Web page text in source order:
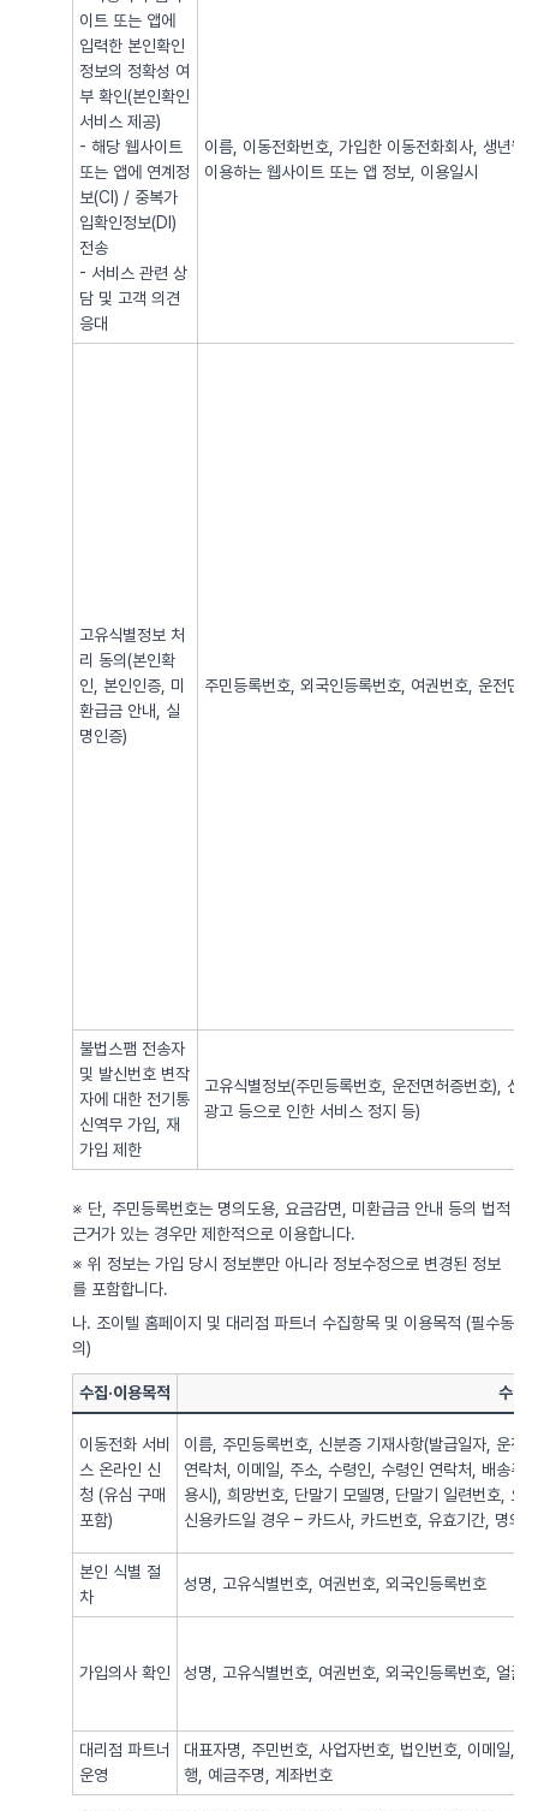
이트 또는 앱에
입력한 본인확인
정보의 정확성 여
부 확인(본인확인
서비스 제공)
- 해당 웹사이트
또는 앱에 연계정
보(CI) / 중복가
입확인정보(DI)
전송
- 서비스 관련 상
담 및 고객 의견
응대
이름, 이동전화번호, 가입한 이동전화회사, 생년
이용하는 웹사이트 또는 앱 정보, 이용일시
고유식별정보 처
리 동의(본인확
인, 본인인증, 미
환급금 안내, 실
명인증)
주민등록번호, 외국인등록번호, 여권번호, 운전면
불법스팸 전송자
및 발신번호 변작
자에 대한 전기통
신역무 가입, 재
가입 제한
고유식별정보(주민등록번호, 운전면허증번호), 신
광고 등으로 인한 서비스 정지 등)
※ 단, 주민등록번호는 명의도용, 요금감면, 미환급금 안내 등의 법적
근거가 있는 경우만 제한적으로 이용합니다.
※ 위 정보는 가입 당시 정보뿐만 아니라 정보수정으로 변경된 정보
를 포함합니다.
나. 조이텔 홈페이지 및 대리점 파트너 수집항목 및 이용목적 (필수동
의)
수집·이용목적 수집·
이동전화 서비
스 온라인 신
청 (유심 구매
포함)
이름, 주민등록번호, 신분증 기재사항(발급일자, 운전
연락처, 이메일, 주소, 수령인, 수령인 연락처, 배송주
용시), 희망번호, 단말기 모델명, 단말기 일련번호, 요
신용카드일 경우 – 카드사, 카드번호, 유효기간, 명의
본인 식별 절
차
성명, 고유식별번호, 여권번호, 외국인등록번호
가입의사 확인 성명, 고유식별번호, 여권번호, 외국인등록번호, 얼굴
대리점 파트너
운영
대표자명, 주민번호, 사업자번호, 법인번호, 이메일,
행, 예금주명, 계좌번호